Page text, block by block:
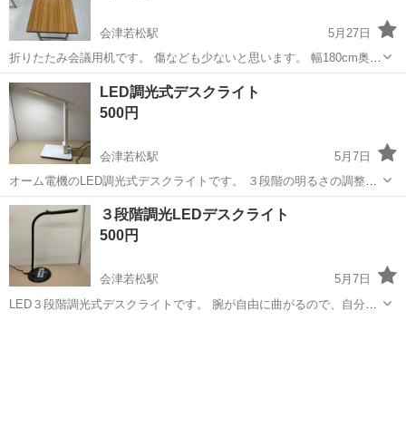
会津若松駅
5月27日
折りたたみ会議用机です。 傷なども少ないと思います。 幅180cm奥行
き45cm高さ70cmです。
福島 会津若松市 会津若松駅 オフィス用家具
折りたたみ
LED調光式デスクライト
500円
会津若松駅
5月7日
オーム電機のLED調光式デスクライトです。 ３段階の明るさの調整が
できます。 少し汚れや日焼けがありますが使用には全く問題ないと思
います。
福島 会津若松市 会津若松駅 オフィス用家具
３段階調光LEDデスクライト
500円
会津若松駅
5月7日
LED３段階調光式デスクライトです。 腕が自由に曲がるので、自分の